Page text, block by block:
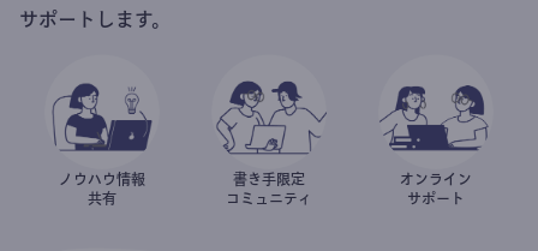
サポートします。
ノウハウ情報
共有
書き手限定
コミュニティ
オンライン
サポート